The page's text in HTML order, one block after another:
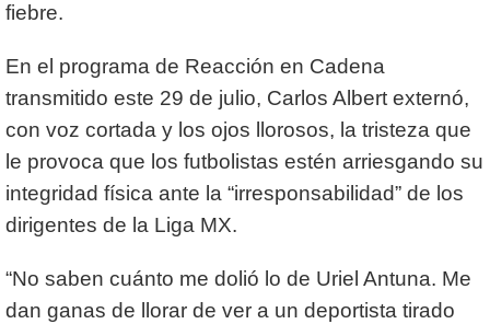
fiebre.
En el programa de Reacción en Cadena
transmitido este 29 de julio, Carlos Albert externó,
con voz cortada y los ojos llorosos, la tristeza que
le provoca que los futbolistas estén arriesgando su
integridad física ante la “irresponsabilidad” de los
dirigentes de la Liga MX.
“No saben cuánto me dolió lo de Uriel Antuna. Me
dan ganas de llorar de ver a un deportista tirado